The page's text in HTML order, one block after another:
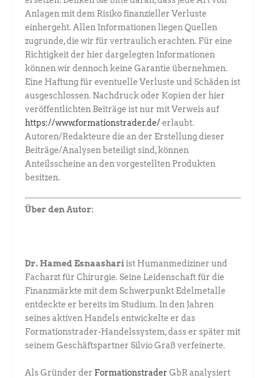
Anlagen mit dem Risiko finanzieller Verluste
einhergeht. Allen Informationen liegen Quellen
zugrunde, die wir für vertraulich erachten. Für eine
Richtigkeit der hier dargelegten Informationen
können wir dennoch keine Garantie übernehmen.
Eine Haftung für eventuelle Verluste und Schäden ist
ausgeschlossen. Nachdruck oder Kopien der hier
veröffentlichten Beiträge ist nur mit Verweis auf
https://www.formationstrader.de/ erlaubt.
Autoren/Redakteure die an der Erstellung dieser
Beiträge/Analysen beteiligt sind, können
Anteilsscheine an den vorgestellten Produkten
besitzen.
Über den Autor:
Dr. Hamed Esnaashariist Humanmediziner und
Facharzt für Chirurgie. ­Seine Leidenschaft für die
Finanzmärkte mit dem Schwerpunkt Edel­metalle
entdeckte er bereits im Studium. In den Jahren
seines aktiven Handels entwickelte er das
Formationstrader-Handelssystem, dass er später mit
seinem Geschäftspartner Silvio Graß verfeinerte.
Als Gründer der Formationstrader GbR analysiert